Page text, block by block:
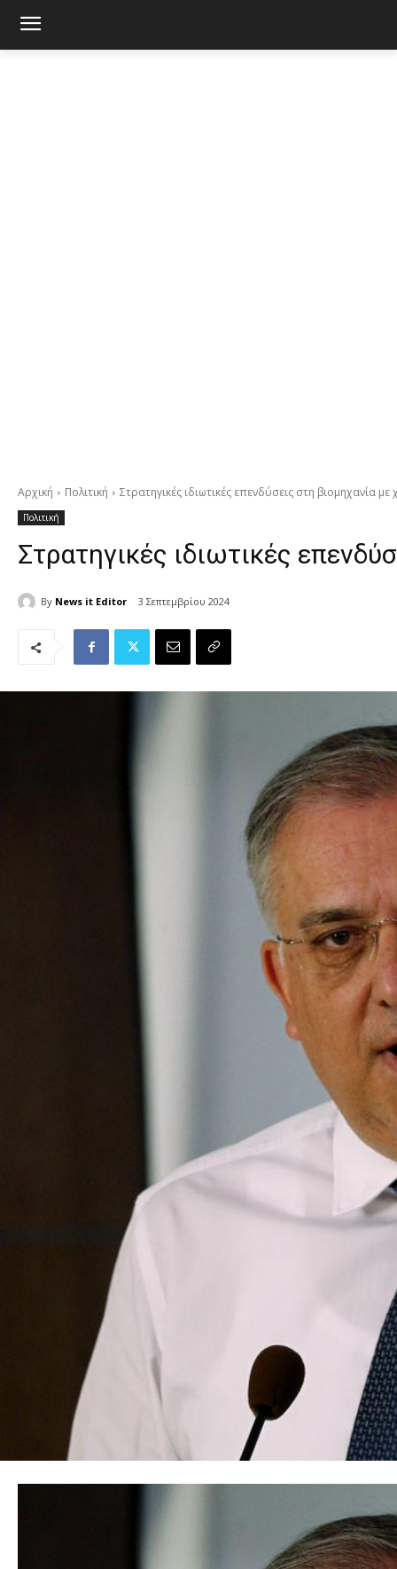
Αρχική Πολιτική Στρατηγικές ιδιωτικές επενδύσεις στη βιομηχανία
Πολιτική
Στρατηγικές ιδιωτικές
By News it Editor 3 Σεπτεμβρίου 2024